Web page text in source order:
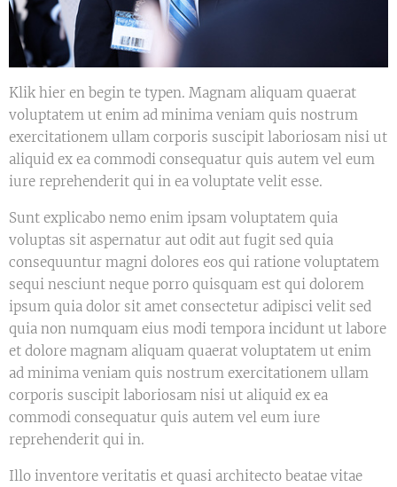
Klik hier en begin te typen. Magnam aliquam quaerat
voluptatem ut enim ad minima veniam quis nostrum
exercitationem ullam corporis suscipit laboriosam nisi ut
aliquid ex ea commodi consequatur quis autem vel eum
iure reprehenderit qui in ea voluptate velit esse.
Sunt explicabo nemo enim ipsam voluptatem quia
voluptas sit aspernatur aut odit aut fugit sed quia
consequuntur magni dolores eos qui ratione voluptatem
sequi nesciunt neque porro quisquam est qui dolorem
ipsum quia dolor sit amet consectetur adipisci velit sed
quia non numquam eius modi tempora incidunt ut labore
et dolore magnam aliquam quaerat voluptatem ut enim
ad minima veniam quis nostrum exercitationem ullam
corporis suscipit laboriosam nisi ut aliquid ex ea
commodi consequatur quis autem vel eum iure
reprehenderit qui in.
Illo inventore veritatis et quasi architecto beatae vitae